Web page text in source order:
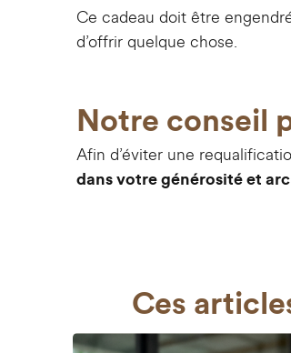
Ce cadeau doit être
d’offrir quelque chose.
Notre conseil
Afin d’éviter une
dans votre générosité et
Ces